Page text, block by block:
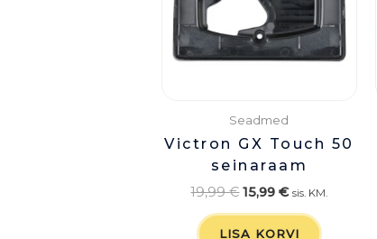
Seadmed
Victron GX Touch 50
seinaraam
19,99€ 15,99€ sis. KM.
LISA KORVI